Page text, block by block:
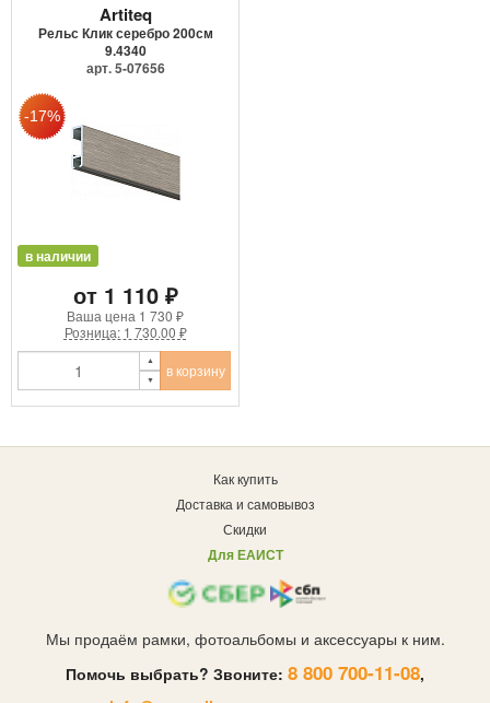
Artiteq
Рельс Клик серебро 200см
9.4340
арт. 5-07656
в наличии
от 1 110 ₽
Ваша цена 1 730 ₽
Розница: 1 730.00 ₽
в корзину
Как купить
Доставка и самовывоз
Скидки
Для ЕАИСТ
Мы продаём рамки, фотоальбомы и аксессуары к ним.
Помочь выбрать? Звоните: 8 800 700-11-08,